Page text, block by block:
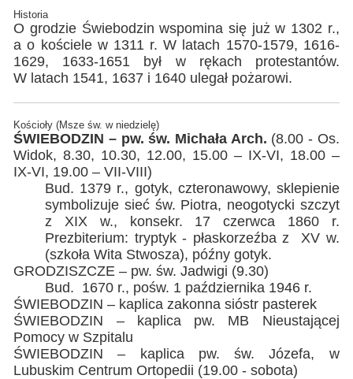
Historia
O grodzie Świebodzin wspomina się już w 1302 r.,
a o kościele w 1311 r. W latach 1570-1579, 1616-
1629, 1633-1651 był w rękach protestantów.
W latach 1541, 1637 i 1640 ulegał pożarowi.
Kościoły (Msze św. w niedzielę)
ŚWIEBODZIN – pw. św. Michała Arch. (8.00 - Os.
Widok, 8.30, 10.30, 12.00, 15.00 – IX-VI, 18.00 –
IX-VI, 19.00 – VII-VIII)
Bud. 1379 r., gotyk, czteronawowy, sklepienie
symbolizuje sieć św. Piotra, neogotycki szczyt
z XIX w., konsekr. 17 czerwca 1860 r.
Prezbiterium: tryptyk - płaskorzeźba z XV w.
(szkoła Wita Stwosza), późny gotyk.
GRODZISZCZE – pw. św. Jadwigi (9.30)
Bud. 1670 r., pośw. 1 października 1946 r.
ŚWIEBODZIN – kaplica zakonna sióstr pasterek
ŚWIEBODZIN – kaplica pw. MB Nieustającej
Pomocy w Szpitalu
ŚWIEBODZIN – kaplica pw. św. Józefa, w
Lubuskim Centrum Ortopedii (19.00 - sobota)